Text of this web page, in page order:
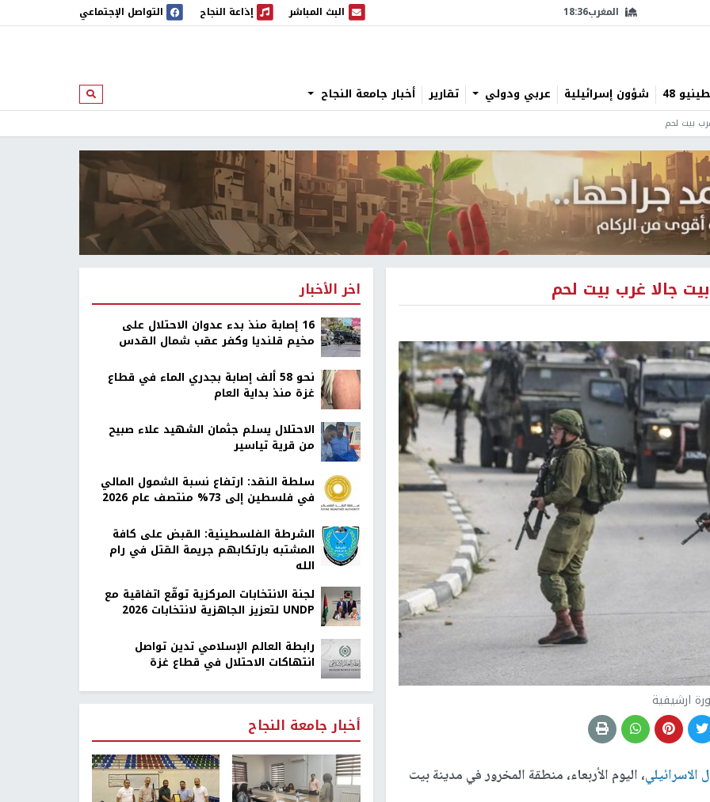
المغرب18:36 البث المباشر
البث المباشر إذاعة النجاح
إذاعة النجاح التواصل الإجتماعي
48 شؤون إسرائيلية عربي ودولي تقارير أخبار جامعة النجاح ابحث
بيت لحم
جالا غرب بيت لحم
ارشيفية
الاسرائيلي، اليوم الأربعاء، منطقة المخرور في مدينة بيت
اخر الأخبار
16 إصابة منذ بدء عدوان الاحتلال على
مخيم قلنديا وكفر عقب شمال القدس
نحو 58 ألف إصابة بجدري الماء في قطاع
غزة منذ بداية العام
الاحتلال يسلم جثمان الشهيد علاء صبيح
من قرية تياسير
سلطة النقد: ارتفاع نسبة الشمول المالي
في فلسطين إلى 73% منتصف عام 2026
الشرطة الفلسطينية: القبض على كافة
المشتبه بارتكابهم جريمة القتل في رام
الله
لجنة الانتخابات المركزية توقّع اتفاقية مع
UNDP لتعزيز الجاهزية لانتخابات 2026
رابطة العالم الإسلامي تدين تواصل
انتهاكات الاحتلال في قطاع غزة
أخبار جامعة النجاح